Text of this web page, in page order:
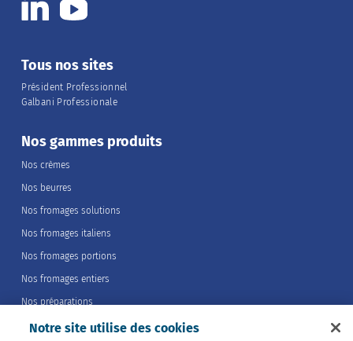
Tous nos sites
Président Professionnel
Galbani Professionale
Nos gammes produits
Nos crèmes
Nos beurres
Nos fromages solutions
Nos fromages italiens
Nos fromages portions
Nos fromages entiers
Nos préparations
Nos ultra-frais
Notre site utilise des cookies